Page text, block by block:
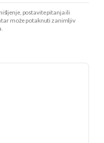
postavite pitanja ili
može potaknuti zanimljiv